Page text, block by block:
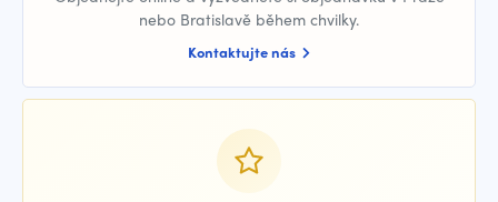
nebo Bratislavě během chvilky.
Kontaktujte nás